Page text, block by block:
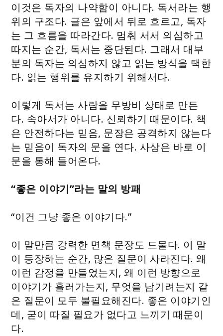
이것은 독자의 나약함이 아니다. 독서라는 행
위의 구조다. 글은 앞에서 뒤로 흐르고, 독자
는 그 흐름을 따라간다. 멈춰 서서 의심하고
따지는 순간, 독서는 중단된다. 그래서 대부
분의 독자는 의심하지 않고 읽는 방식을 택한
다. 읽는 행위를 유지하기 위해서다.
이렇게 독서는 사람을 무방비 상태로 만든
다. 속아서가 아니다. 신뢰하기 때문이다. 책
은 안전하다는 믿음, 문장은 공격하지 않는다
는 믿음이 독자의 문을 연다. 사상은 바로 이
문을 통해 들어온다.
“좋은 이야기”라는 말의 방패
“이건 그냥 좋은 이야기다.”
이 말만큼 강력한 면책 문장도 드물다. 이 말
이 등장하는 순간, 많은 질문이 사라진다. 왜
이런 감정을 만들었는지, 왜 이런 방향으로
이야기가 흘러가는지, 무엇을 남기려는지 같
은 질문이 모두 불필요해진다. 좋은 이야기인
데, 굳이 따질 필요가 없다고 느끼기 때문이
다.